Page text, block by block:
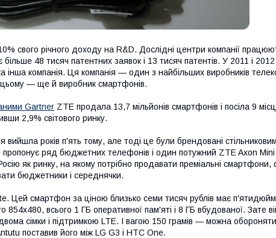
свого річного доходу на R&D. Дослідні центри компанії
більше 48 тисяч патентних заявок і 13 тисяч патентів. У 2011 і
інша компанія. Ця компанія — один з найбільших виробників
цьому — ще й виробник смартфонів.
Gartner ZTE продала 13,7 мільйонів смартфонів і посіла 9
2,9% світового ринку.
вийшла років п'ять тому, але тоді це були брендовані
пропонує ряд бюджетних телефонів і один потужний ZTE Axon
як ринку, на якому потрібно продавати преміальні смартфони,
бюджетники і середнячки.
Цей смартфон за ціною близько семи тисяч рублів має
854x480, всього 1 ГБ оперативної пам'яті і 8 ГБ вбудованої. Зате
сімки і підтримкою LTE. І вагою 150 грамів — можна
поставив його між LG G3 і HTC One.